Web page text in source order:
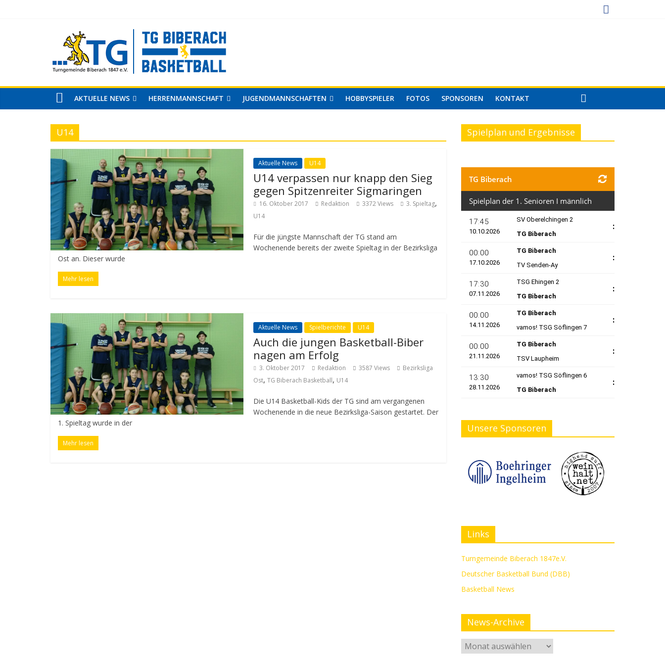
AKTUELLE NEWS HERRENMANNSCHAFT JUGENDMANNSCHAFTEN HOBBYSPIELER FOTOS SPONSOREN KONTAKT
U14
Aktuelle News U14
U14 verpassen nur knapp den Sieg
gegen Spitzenreiter Sigmaringen
16. Oktober 2017 Redaktion 3372 Views 3. Spieltag,
U14
Für die jüngste Mannschaft der TG stand am
Wochenende bereits der zweite Spieltag in der Bezirksliga
Ost an. Dieser wurde
Mehr lesen
Aktuelle News Spielberichte U14
Auch die jungen Basketball-Biber
nagen am Erfolg
3. Oktober 2017 Redaktion 3587 Views
Bezirksliga
Ost, TG Biberach Basketball, U14
Die U14 Basketball-Kids der TG sind am vergangenen
Wochenende in die neue Bezirksliga-Saison gestartet. Der
1. Spieltag wurde in der
Mehr lesen
Spielplan und Ergebnisse
Unsere Sponsoren
Links
Turngemeinde Biberach 1847e.V.
Deutscher Basketball Bund (DBB)
Basketball News
News-Archive